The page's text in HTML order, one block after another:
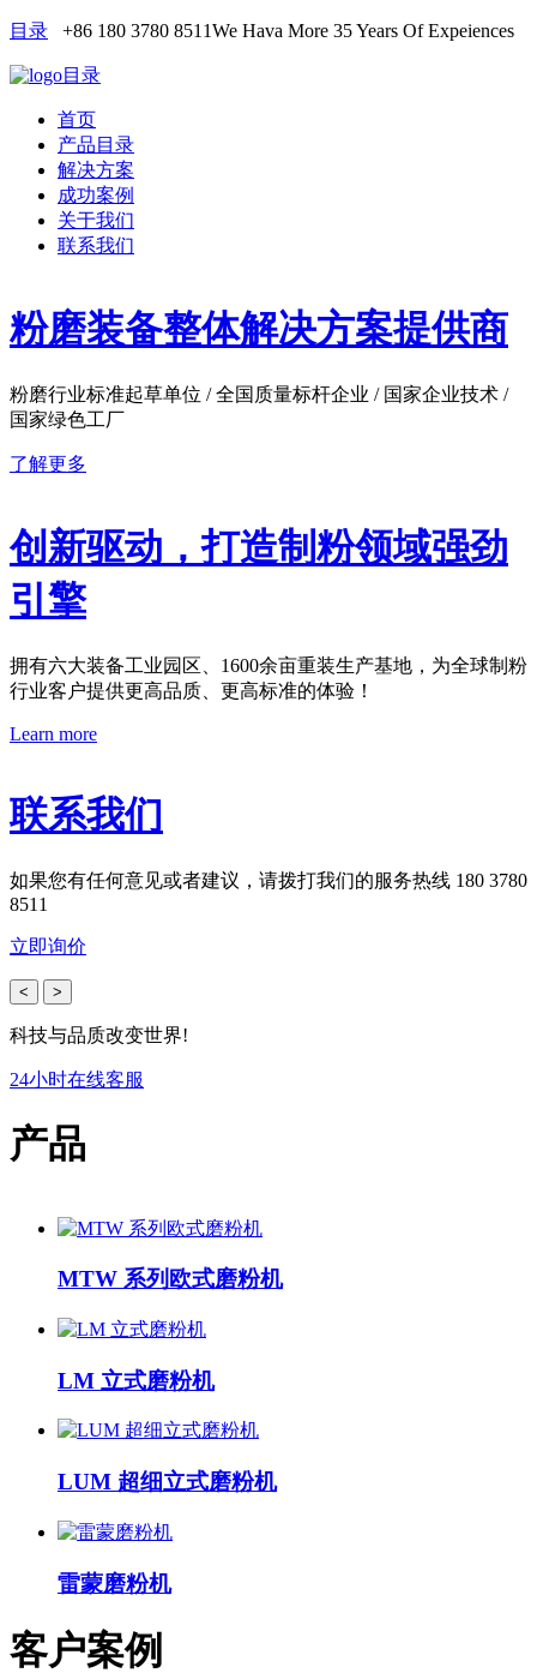
目录 +86 180 3780 8511We Hava More 35 Years Of Expeiences
目录
首页
产品目录
解决方案
成功案例
关于我们
联系我们
粉磨装备整体解决方案提供商
粉磨行业标准起草单位 / 全国质量标杆企业 / 国家企业技术 /
国家绿色工厂
了解更多
创新驱动，打造制粉领域强劲
引擎
拥有六大装备工业园区、1600余亩重装生产基地，为全球制粉
行业客户提供更高品质、更高标准的体验！
Learn more
联系我们
如果您有任何意见或者建议，请拨打我们的服务热线 180 3780
8511
立即询价
< >
科技与品质改变世界!
24小时在线客服
产品
MTW 系列欧式磨粉机
LM 立式磨粉机
LUM 超细立式磨粉机
雷蒙磨粉机
客户案例